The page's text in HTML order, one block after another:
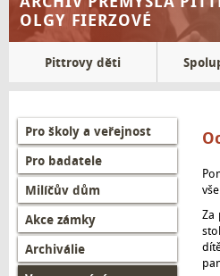
OLGY FIERZOVÉ
Pittrovy děti
Left
menu
CZ
Pro školy a veřejnost
Pro badatele
Milíčův dům
Akce zámky
Archiválie
Za